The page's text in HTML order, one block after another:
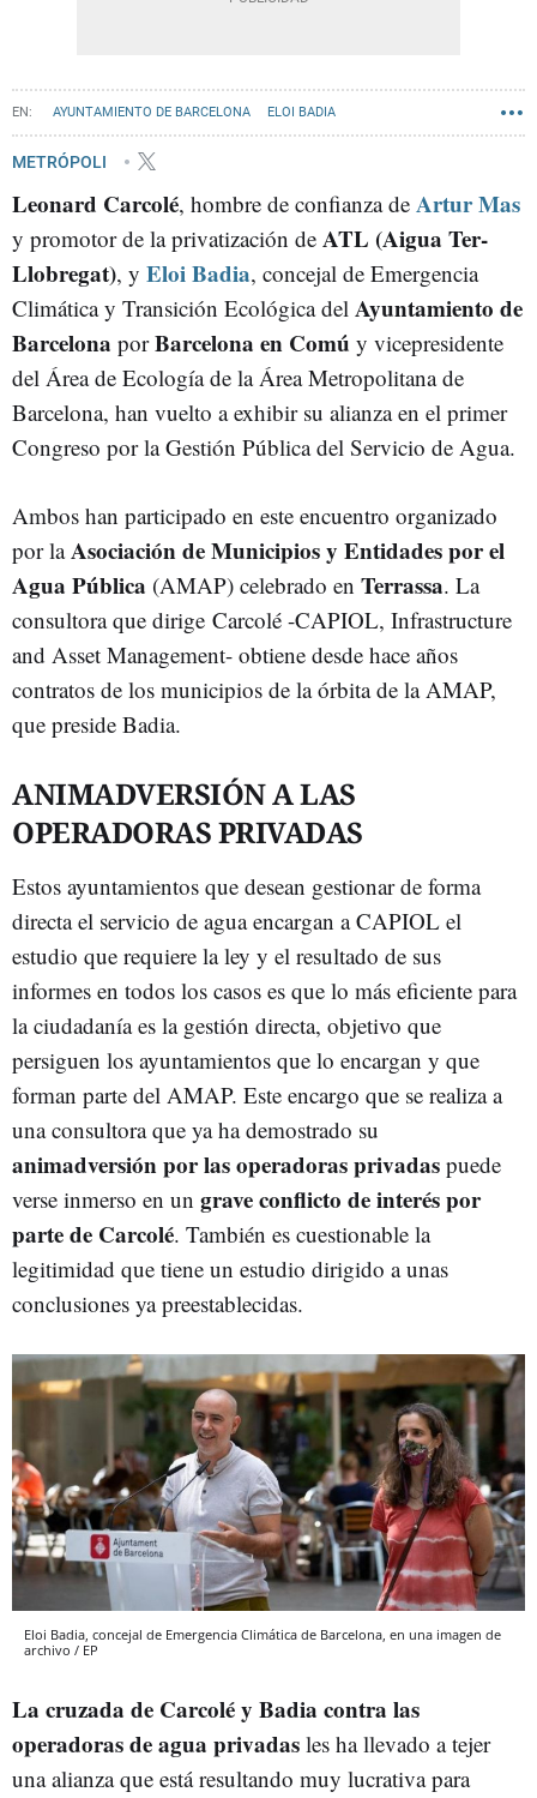
AYUNTAMIENTO DE BARCELONA ELOI BADIA
METRÓPOLI
Leonard Carcolé, hombre de confianza de Artur Mas
y promotor de la privatización de ATL (Aigua Ter-
Llobregat), y Eloi Badia, concejal de Emergencia
Climática y Transición Ecológica del Ayuntamiento de
Barcelona porBarcelona en Comú y vicepresidente
del Área de Ecología de la Área Metropolitana de
Barcelona, han vuelto a exhibir su alianza en el primer
Congreso por la Gestión Pública del Servicio de Agua.
Ambos han participado en este encuentro organizado
por laAsociación de Municipios y Entidades por el
Agua Pública (AMAP) celebrado en Terrassa. La
consultora que dirige Carcolé -CAPIOL, Infrastructure
and Asset Management- obtiene desde hace años
contratos de los municipios de la órbita de la AMAP,
que preside Badia.
ANIMADVERSIÓN A LAS
OPERADORAS PRIVADAS
Estos ayuntamientos que desean gestionar de forma
directa el servicio de agua encargan a CAPIOL el
estudio que requiere la ley y el resultado de sus
informes en todos los casos es que lo más eficiente para
la ciudadanía es la gestión directa, objetivo que
persiguen los ayuntamientos que lo encargan y que
forman parte del AMAP. Este encargo que se realiza a
una consultora que ya ha demostrado su
animadversión por las operadoras privadas puede
verse inmerso en un grave conflicto de interés por
parte de Carcolé. También es cuestionable la
legitimidad que tiene un estudio dirigido a unas
conclusiones ya preestablecidas.
Eloi Badia, concejal de Emergencia Climática de Barcelona, en una imagen de
archivo / EP
La cruzada de Carcolé y Badia contra las
operadoras de agua privadas les ha llevado a tejer
una alianza que está resultando muy lucrativa para